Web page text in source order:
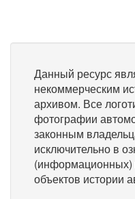
Данный ресурс
некоммерческим
архивом. Все
фотографии
законным
исключительно в
(информационных)
объектов истории